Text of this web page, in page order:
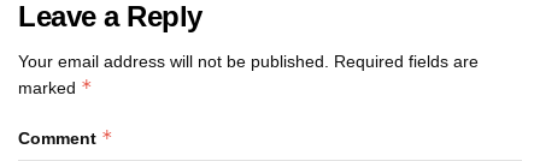
Leave a Reply
Your email address will not be published. Required fields are
marked *
Comment *